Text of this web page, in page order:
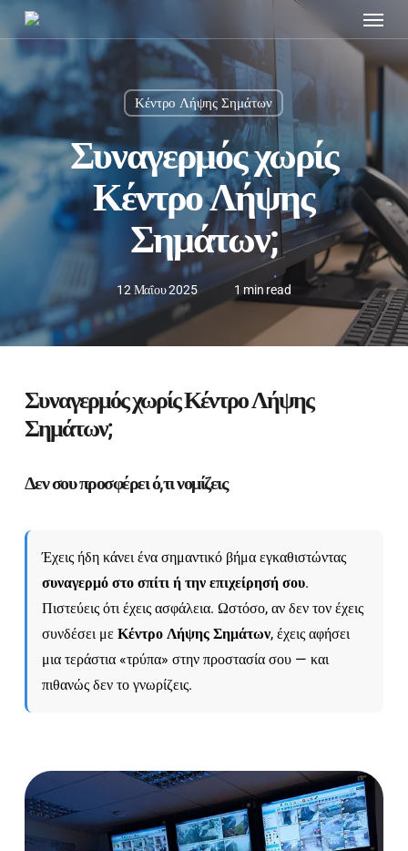
Skip
main
Κέντρο Λήψης Σημάτων
Συναγερμός χωρίς
Κέντρο Λήψης
Σημάτων;
12 Μαΐου 2025 1 min read
Συναγερμός χωρίς Κέντρο Λήψης
Σημάτων;
Δεν σου προσφέρει ό,τι νομίζεις
Έχεις ήδη κάνει ένα σημαντικό βήμα εγκαθιστώντας
συναγερμό στο σπίτι ή την επιχείρησή σου.
Πιστεύεις ότι έχεις ασφάλεια. Ωστόσο, αν δεν τον έχεις
συνδέσει με Κέντρο Λήψης Σημάτων, έχεις αφήσει
μια τεράστια «τρύπα» στην προστασία σου — και
πιθανώς δεν το γνωρίζεις.